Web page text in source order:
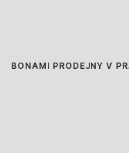
BONAMI PRODEJNY V